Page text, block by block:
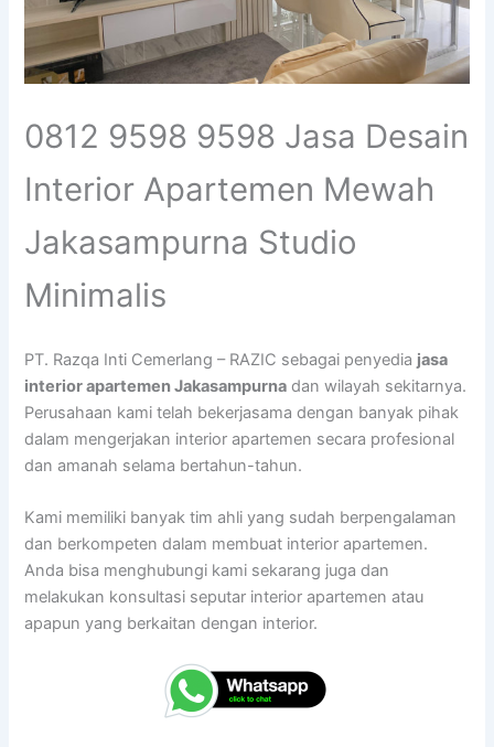
0812 9598 9598 Jasa Desain
Interior Apartemen Mewah
Jakasampurna Studio
Minimalis
PT. Razqa Inti Cemerlang – RAZIC sebagai penyedia jasa
interior apartemen Jakasampurna dan wilayah sekitarnya.
Perusahaan kami telah bekerjasama dengan banyak pihak
dalam mengerjakan interior apartemen secara profesional
dan amanah selama bertahun-tahun.
Kami memiliki banyak tim ahli yang sudah berpengalaman
dan berkompeten dalam membuat interior apartemen.
Anda bisa menghubungi kami sekarang juga dan
melakukan konsultasi seputar interior apartemen atau
apapun yang berkaitan dengan interior.